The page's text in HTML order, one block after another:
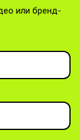
или бренд-